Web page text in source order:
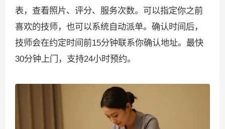
表，查看照片、评分、服务次数。可以指定你之前
喜欢的技师，也可以系统自动派单。确认时间后，
技师会在约定时间前15分钟联系你确认地址。最快
30分钟上门，支持24小时预约。